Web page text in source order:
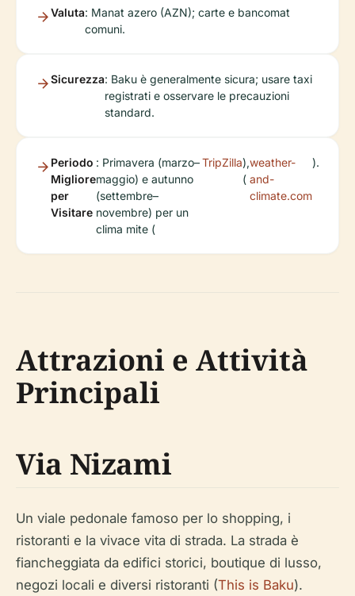
Valuta: Manat azero (AZN); carte e bancomat
comuni.
Sicurezza: Baku è generalmente sicura; usare taxi
registrati e osservare le precauzioni
standard.
Periodo
Migliore
per
Visitare
: Primavera (marzo–
maggio) e autunno
(settembre–
novembre) per un
clima mite (
TripZilla),
(
weather-
and-
climate.com
).
Attrazioni e Attività
Principali
Via Nizami
Un viale pedonale famoso per lo shopping, i
ristoranti e la vivace vita di strada. La strada è
fiancheggiata da edifici storici, boutique di lusso,
negozi locali e diversi ristoranti (This is Baku).